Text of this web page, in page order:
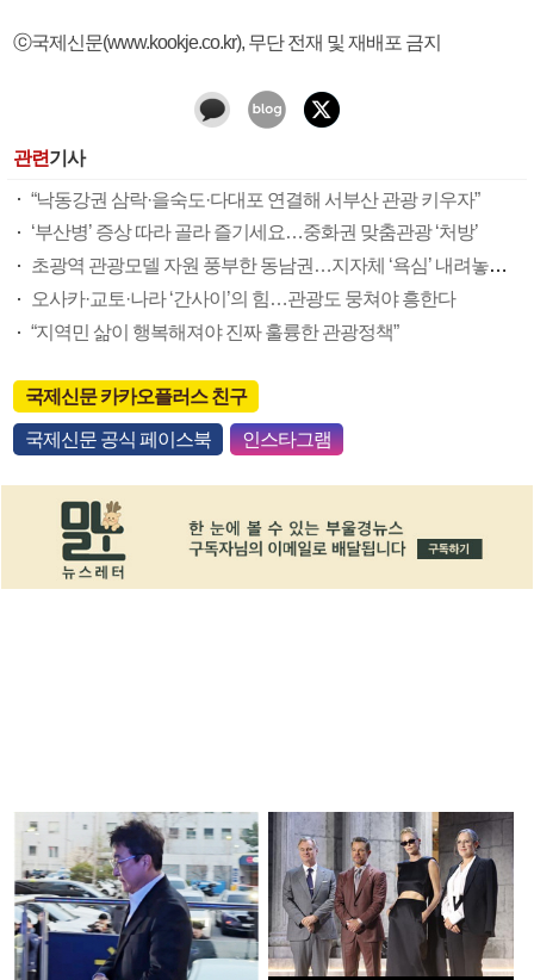
ⓒ국제신문(www.kookje.co.kr), 무단 전재 및 재배포 금지
관련기사
“낙동강권 삼락·을숙도·다대포 연결해 서부산 관광 키우자”
‘부산병’ 증상 따라 골라 즐기세요…중화권 맞춤관광 ‘처방’
초광역 관광모델 자원 풍부한 동남권…지자체 ‘욕심’ 내려놓고 협력해야
오사카·교토·나라 ‘간사이’의 힘…관광도 뭉쳐야 흥한다
“지역민 삶이 행복해져야 진짜 훌륭한 관광정책”
국제신문 카카오플러스 친구
국제신문 공식 페이스북 인스타그램